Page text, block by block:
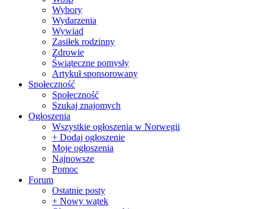
Wybory
Wydarzenia
Wywiad
Zasiłek rodzinny
Zdrowie
Świąteczne pomysły
Artykuł sponsorowany
Społeczność
Społeczność
Szukaj znajomych
Ogłoszenia
Wszystkie ogłoszenia w Norwegii
+ Dodaj ogłoszenie
Moje ogłoszenia
Najnowsze
Pomoc
Forum
Ostatnie posty
+ Nowy wątek